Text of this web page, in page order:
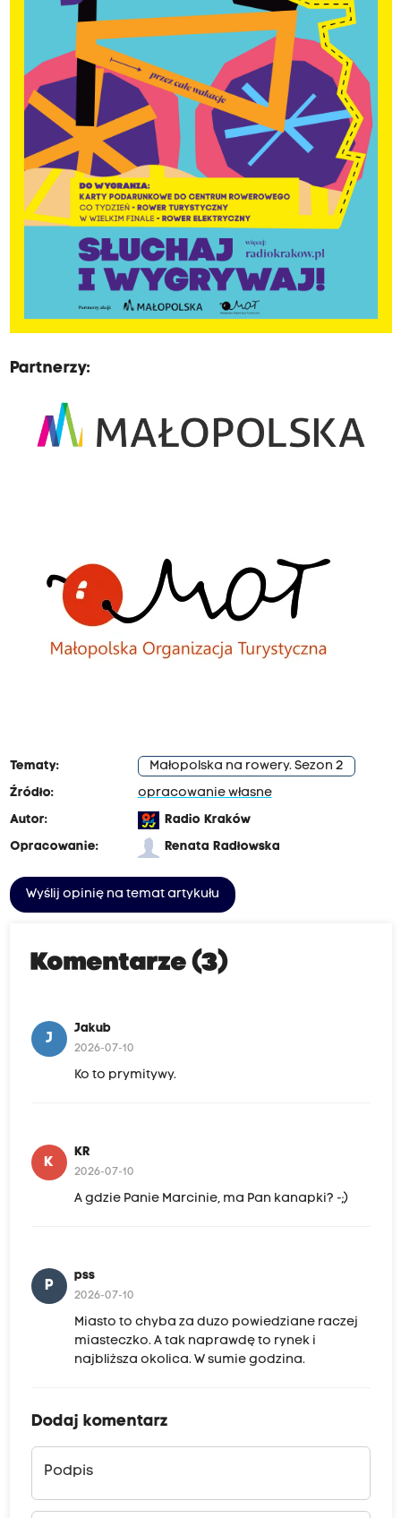
Partnerzy:
Tematy:
Małopolska na rowery. Sezon 2
Źródło:
opracowanie własne
Autor:
Radio Kraków
Opracowanie:
Renata Radłowska
Wyślij opinię na temat artykułu
Komentarze (3)
J
Jakub
2026-07-10
Ko to prymitywy.
K
KR
2026-07-10
A gdzie Panie Marcinie, ma Pan kanapki? -;)
P
pss
2026-07-10
Miasto to chyba za duzo powiedziane raczej
miasteczko. A tak naprawdę to rynek i
najbliższa okolica. W sumie godzina.
Dodaj komentarz
Podpis